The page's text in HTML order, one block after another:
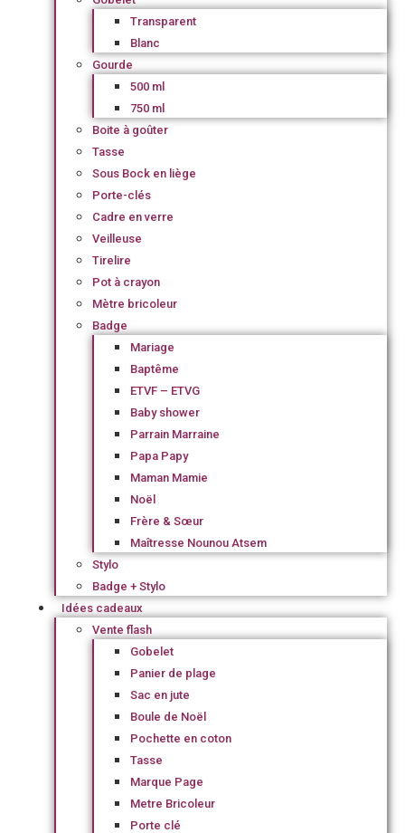
Transparent
Blanc
Gourde
500 ml
750 ml
Boite à goûter
Tasse
Sous Bock en liège
Porte-clés
Cadre en verre
Veilleuse
Tirelire
Pot à crayon
Mètre bricoleur
Badge
Mariage
Baptême
ETVF – ETVG
Baby shower
Parrain Marraine
Papa Papy
Maman Mamie
Noël
Frère & Sœur
Maîtresse Nounou Atsem
Stylo
Badge + Stylo
Idées cadeaux
Vente flash
Gobelet
Panier de plage
Sac en jute
Boule de Noël
Pochette en coton
Tasse
Marque Page
Metre Bricoleur
Porte clé